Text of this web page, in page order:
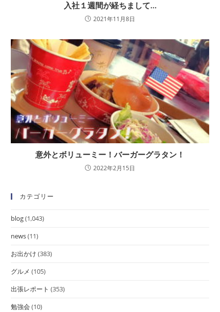
入社１週間が経ちまして…
2021年11月8日
意外とボリューミー！バーガーグラタン！
2022年2月15日
カテゴリー
blog(1,043)
news(11)
お出かけ (383)
グルメ (105)
出張レポート (353)
勉強会 (10)